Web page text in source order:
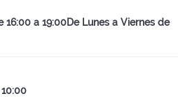
16:00 a 19:00De Lunes a Viernes de